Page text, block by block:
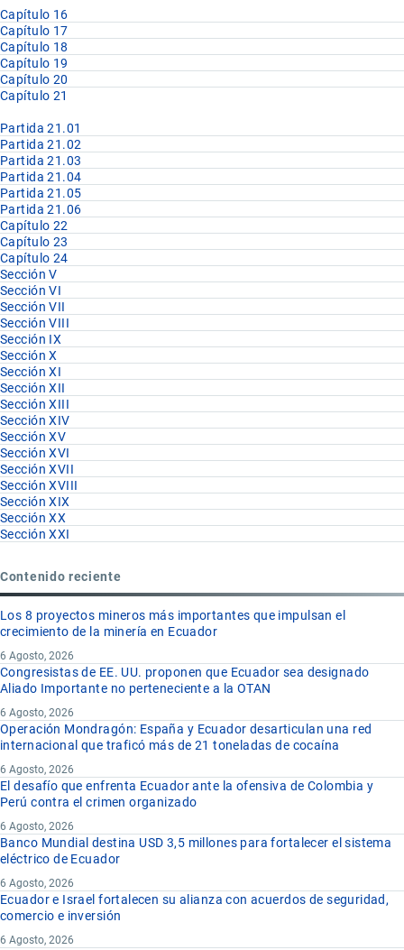
Capítulo 16
Capítulo 17
Capítulo 18
Capítulo 19
Capítulo 20
Capítulo 21
Partida 21.01
Partida 21.02
Partida 21.03
Partida 21.04
Partida 21.05
Partida 21.06
Capítulo 22
Capítulo 23
Capítulo 24
Sección V
Sección VI
Sección VII
Sección VIII
Sección IX
Sección X
Sección XI
Sección XII
Sección XIII
Sección XIV
Sección XV
Sección XVI
Sección XVII
Sección XVIII
Sección XIX
Sección XX
Sección XXI
Contenido reciente
Los 8 proyectos mineros más importantes que impulsan el
crecimiento de la minería en Ecuador
6 Agosto, 2026
Congresistas de EE. UU. proponen que Ecuador sea designado
Aliado Importante no perteneciente a la OTAN
6 Agosto, 2026
Operación Mondragón: España y Ecuador desarticulan una red
internacional que traficó más de 21 toneladas de cocaína
6 Agosto, 2026
El desafío que enfrenta Ecuador ante la ofensiva de Colombia y
Perú contra el crimen organizado
6 Agosto, 2026
Banco Mundial destina USD 3,5 millones para fortalecer el sistema
eléctrico de Ecuador
6 Agosto, 2026
Ecuador e Israel fortalecen su alianza con acuerdos de seguridad,
comercio e inversión
6 Agosto, 2026